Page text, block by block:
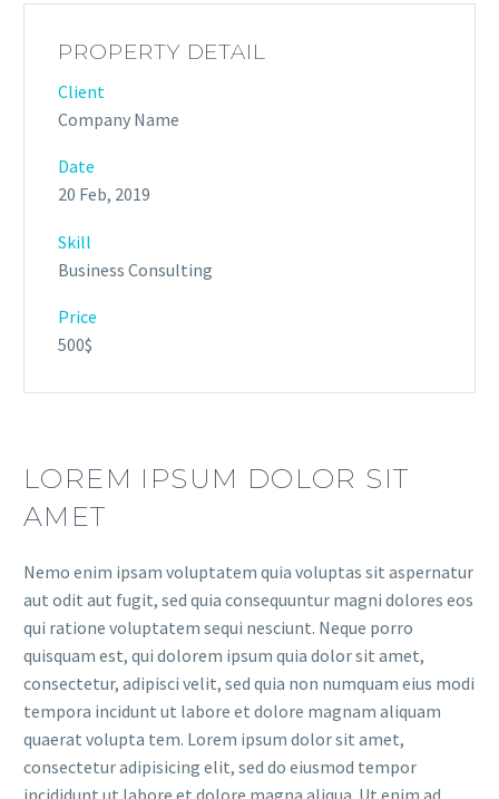
PROPERTY DETAIL
Client
Company Name
Date
20 Feb, 2019
Skill
Business Consulting
Price
500$
LOREM IPSUM DOLOR SIT
AMET
Nemo enim ipsam voluptatem quia voluptas sit aspernatur
aut odit aut fugit, sed quia consequuntur magni dolores eos
qui ratione voluptatem sequi nesciunt. Neque porro
quisquam est, qui dolorem ipsum quia dolor sit amet,
consectetur, adipisci velit, sed quia non numquam eius modi
tempora incidunt ut labore et dolore magnam aliquam
quaerat volupta tem. Lorem ipsum dolor sit amet,
consectetur adipisicing elit, sed do eiusmod tempor